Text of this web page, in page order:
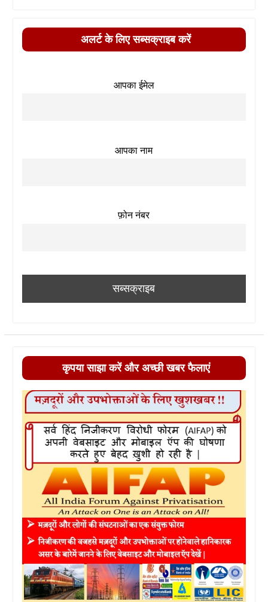
अलर्ट के लिए सब्सक्राइब करें
आपका ईमेल
आपका नाम
फ़ोन नंबर
कृपया साझा करें और अच्छी खबर फैलाएं